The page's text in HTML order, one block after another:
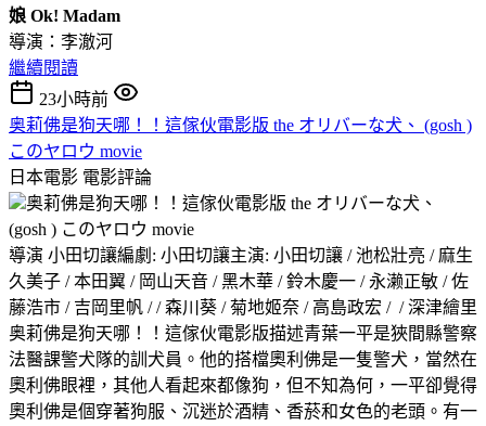
娘 Ok! Madam
導演：李澈河
繼續閱讀
23小時前
奥莉佛是狗天哪！！這傢伙電影版 the オリバーな犬、 (gosh )
このヤロウ movie
日本電影 電影評論
奥莉佛是狗天哪！！這傢伙電影版 the オリバーな犬、
(gosh ) このヤロウ movie
導演 小田切讓編劇: 小田切讓主演: 小田切讓 / 池松壯亮 / 麻生
久美子 / 本田翼 / 岡山天音 / 黑木華 / 鈴木慶一 / 永濑正敏 / 佐
藤浩市 / 吉岡里帆 / / 森川葵 / 菊地姬奈 / 高島政宏 / / 深津繪里
奥莉佛是狗天哪！！這傢伙電影版描述青葉一平是狹間縣警察
法醫課警犬隊的訓犬員。他的搭檔奧利佛是一隻警犬，當然在
奧利佛眼裡，其他人看起來都像狗，但不知為何，一平卻覺得
奧利佛是個穿著狗服、沉迷於酒精、香菸和女色的老頭。有一